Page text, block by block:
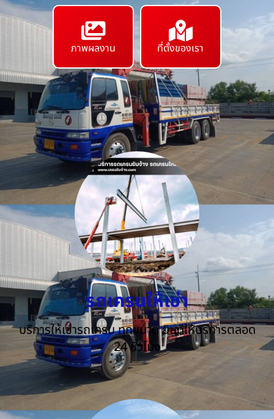
ภาพผลงาน ที่ตั้งของเรา
รถเครนให้เช่า
บริการให้เช่ารถเครน ทุกขนาด ยินดีให้บริการตลอด
24 ชั่วโมง